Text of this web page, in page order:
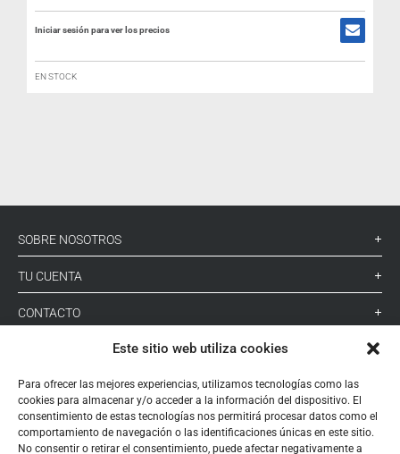
Este sitio web utiliza cookies
Para ofrecer las mejores experiencias, utilizamos tecnologías como las
cookies para almacenar y/o acceder a la información del dispositivo. El
consentimiento de estas tecnologías nos permitirá procesar datos como el
comportamiento de navegación o las identificaciones únicas en este sitio.
No consentir o retirar el consentimiento, puede afectar negativamente a
Iniciar sesión para ver los precios
EN STOCK
SOBRE NOSOTROS
TU CUENTA
CONTACTO
+ 34 933 348 800